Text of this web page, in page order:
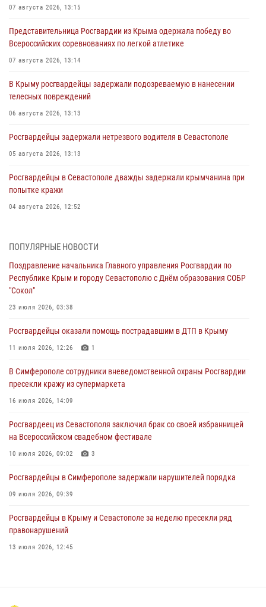
07 августа 2026, 13:15
Представительница Росгвардии из Крыма одержала победу во
Всероссийских соревнованиях по легкой атлетике
07 августа 2026, 13:14
В Крыму росгвардейцы задержали подозреваемую в нанесении
телесных повреждений
06 августа 2026, 13:13
Росгвардейцы задержали нетрезвого водителя в Севастополе
05 августа 2026, 13:13
Росгвардейцы в Севастополе дважды задержали крымчанина при
попытке кражи
04 августа 2026, 12:52
мужчину
Росгвардия в Крыму и Севастополе задержала ряд
правонарушителей
03 августа 2026, 14:08
В Симферополе росгвардейцы задержали гражданина,
подозреваемого в совершении серии краж
Росгвардейцы оперативно задержали нарушителя на охраняемом
объекте в Севастополе
ПОПУЛЯРНЫЕ НОВОСТИ
Поздравление начальника Главного управления Росгвардии по
Республике Крым и городу Севастополю с Днём образования СОБР
"Сокол"
23 июля 2026, 03:38
Росгвардейцы оказали помощь пострадавшим в ДТП в Крыму
11 июля 2026, 12:26 1
В Симферополе сотрудники вневедомственной охраны Росгвардии
пресекли кражу из супермаркета
16 июля 2026, 14:09
Росгвардеец из Севастополя заключил брак со своей избранницей
на Всероссийском свадебном фестивале
10 июля 2026, 09:02 3
Росгвардейцы в Симферополе задержали нарушителей порядка
09 июля 2026, 09:39
Росгвардейцы в Крыму и Севастополе за неделю пресекли ряд
правонарушений
13 июля 2026, 12:45
21 июля 2026, 13:18